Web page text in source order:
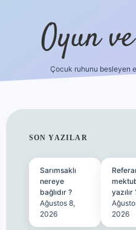
Oyun
Çocuk ruhunu besleyen
SIDEBAR
SON YAZILAR
Sarımsaklı
nereye
bağlıdır ?
Ağustos 8,
2026
yazılır
2026
vdcasino güncel giriş